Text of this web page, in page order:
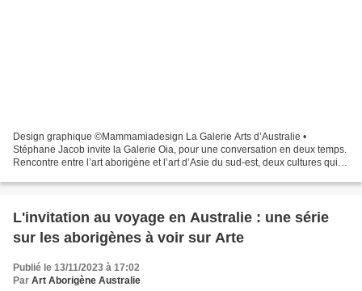
Design graphique ©Mammamiadesign La Galerie Arts d’Australie •
Stéphane Jacob invite la Galerie Oia, pour une conversation en deux temps.
Rencontre entre l’art aborigène et l’art d’Asie du sud-est, deux cultures qui
L'invitation au voyage en Australie : une série
sur les aborigènes à voir sur Arte
Publié le 13/11/2023 à 17:02
Par Art Aborigène Australie